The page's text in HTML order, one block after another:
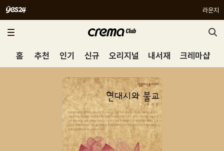
라운지
홈 추천 인기 신규 오리지널 내서재 크레마샵